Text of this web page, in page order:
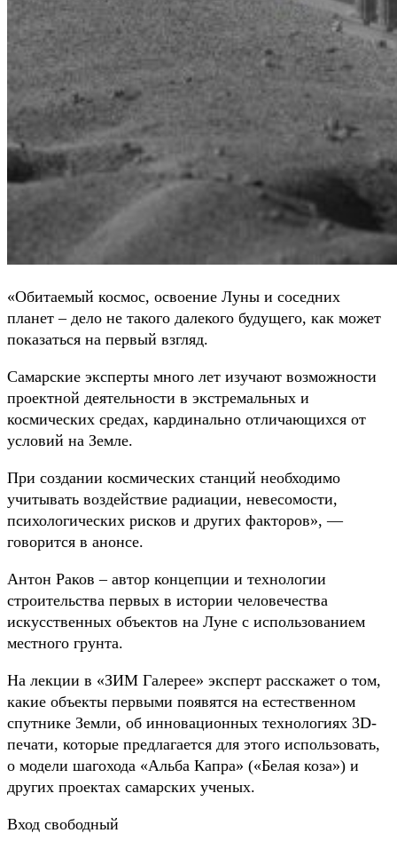
«Обитаемый космос, освоение Луны и соседних
планет – дело не такого далекого будущего, как может
показаться на первый взгляд.
Самарские эксперты много лет изучают возможности
проектной деятельности в экстремальных и
космических средах, кардинально отличающихся от
условий на Земле.
При создании космических станций необходимо
учитывать воздействие радиации, невесомости,
психологических рисков и других факторов», —
говорится в анонсе.
Антон Раков – автор концепции и технологии
строительства первых в истории человечества
искусственных объектов на Луне с использованием
местного грунта.
На лекции в «ЗИМ Галерее» эксперт расскажет о том,
какие объекты первыми появятся на естественном
спутнике Земли, об инновационных технологиях 3D-
печати, которые предлагается для этого использовать,
о модели шагохода «Альба Капра» («Белая коза») и
других проектах самарских ученых.
Вход свободный